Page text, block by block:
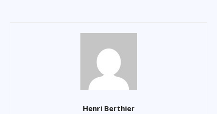
Henri Berthier